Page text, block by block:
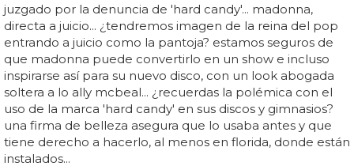
juzgado por la denuncia de 'hard candy'... madonna,
directa a juicio... ¿tendremos imagen de la reina del pop
entrando a juicio como la pantoja? estamos seguros de
que madonna puede convertirlo en un show e incluso
inspirarse así para su nuevo disco, con un look abogada
soltera a lo ally mcbeal... ¿recuerdas la polémica con el
uso de la marca 'hard candy' en sus discos y gimnasios?
una firma de belleza asegura que lo usaba antes y que
tiene derecho a hacerlo, al menos en florida, donde están
instalados...